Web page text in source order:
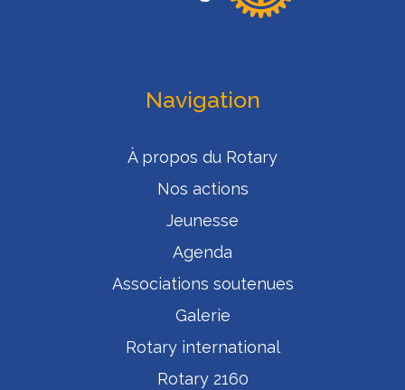
Navigation
À propos du Rotary
Nos actions
Jeunesse
Agenda
Associations soutenues
Galerie
Rotary international
Rotary 2160